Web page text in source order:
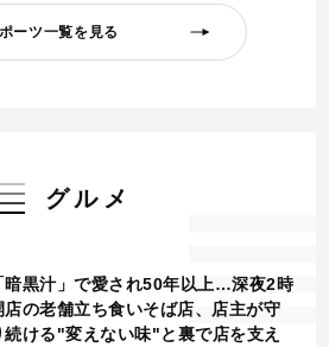
ーツ一覧を見る
グルメ
暗黒汁」で愛され50年以上…深夜2時
店の老舗立ち食いそば店、店主が守
続ける"変えない味"と裏で店を支え